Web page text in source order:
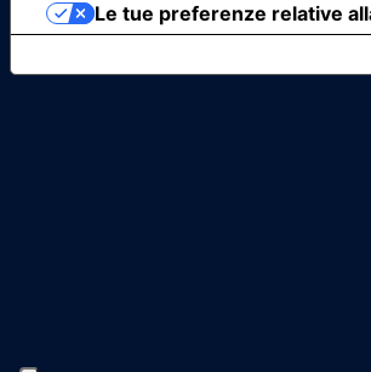
Le tue preferenze relative